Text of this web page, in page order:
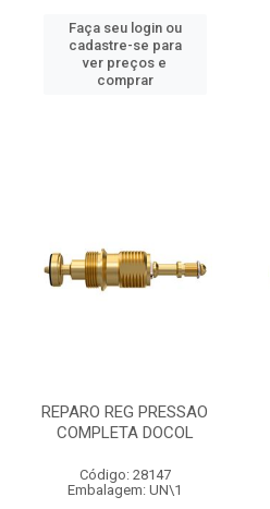
Faça seu login ou
cadastre-se para
ver preços e
comprar
REPARO REG PRESSAO
COMPLETA DOCOL
Código: 28147
Embalagem: UN\1